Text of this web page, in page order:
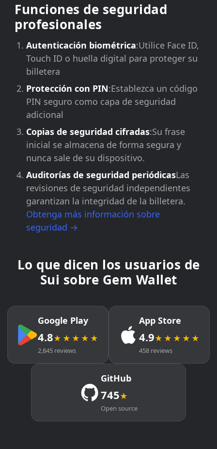
Funciones de seguridad
profesionales
Autenticación biométrica:Utilice Face ID,
Touch ID o huella digital para proteger su
billetera
Protección con PIN:Establezca un código
PIN seguro como capa de seguridad
adicional
Copias de seguridad cifradas:Su frase
inicial se almacena de forma segura y
nunca sale de su dispositivo.
Auditorías de seguridad periódicasLas
revisiones de seguridad independientes
garantizan la integridad de la billetera.
Obtenga más información sobre
seguridad →
Lo que dicen los usuarios de
Sui sobre Gem Wallet
Google Play
4.8★★★★★
2,845 reviews
App Store
4.9★★★★★
458 reviews
GitHub
745★
Open source